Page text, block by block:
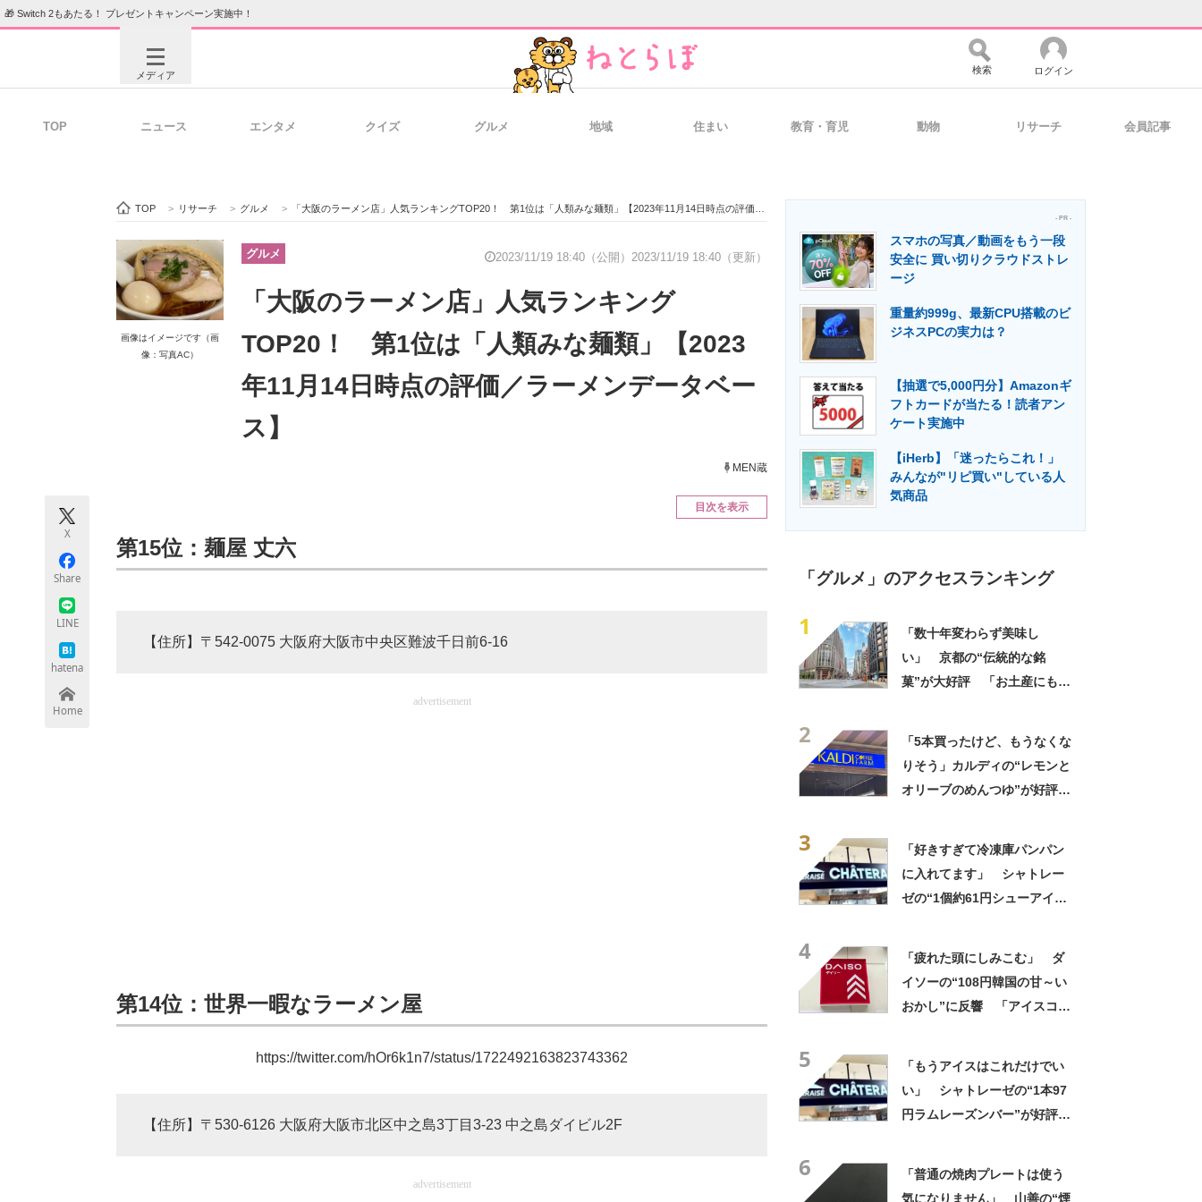
🎁 Switch 2もあたる！ プレゼントキャンペーン実施中！
メディア
ビジネスと働き方のヒント 経営リーダーのコミュニティ マーケ×ITの今がよく分かる
製造業のIT導入・活用を支援
モノづくり技術者専門サイト エネルギーの専門メディア 建設×テクノロジーの最前線
検索 ログイン
TOP ニュース エンタメ クイズ グルメ 地域 住まい 教育・育児 動物 リサーチ 会員記事
TOP > リサーチ > グルメ > 「大阪のラーメン店」人気ランキングTOP20！ 第1位は「人類みな麺類」【2023年11月14日時点の評価／ラーメンデータベース】
画像はイメージです（画
像：写真AC）
グルメ 2023/11/19 18:40（公開） 2023/11/19 18:40（更新）
「大阪のラーメン店」人気ランキング
TOP20！ 第1位は「人類みな麺類」【2023
年11月14日時点の評価／ラーメンデータベー
ス】
MEN蔵
X
Share
LINE
hatena
Home
目次を表示
第15位：麺屋 丈六
【住所】〒542-0075 大阪府大阪市中央区難波千日前6-16
advertisement
第14位：世界一暇なラーメン屋
https://twitter.com/hOr6k1n7/status/1722492163823743362
【住所】〒530-6126 大阪府大阪市北区中之島3丁目3-23 中之島ダイビル2F
advertisement
- PR -
スマホの写真／動画をもう一段
安全に 買い切りクラウドストレ
ージ
重量約999g、最新CPU搭載のビ
ジネスPCの実力は？
【抽選で5,000円分】Amazonギ
フトカードが当たる！読者アン
ケート実施中
【iHerb】「迷ったらこれ！」
みんなが"リピ買い"している人
気商品
「グルメ」のアクセスランキング
1
「数十年変わらず美味し
い」 京都の“伝統的な銘
菓”が大好評 「お土産にもい
2
「5本買ったけど、もうなくな
りそう」カルディの“レモンと
オリーブのめんつゆ”が好評
3
「好きすぎて冷凍庫パンパン
に入れてます」 シャトレー
ゼの“1個約61円シューアイ
4
「疲れた頭にしみこむ」 ダ
イソーの“108円韓国の甘～い
おかし”に反響 「アイスコー
5
「もうアイスはこれだけでい
い」 シャトレーゼの“1本97
円ラムレーズンバー”が好評
6
「普通の焼肉プレートは使う
気になりません」 山善の“煙